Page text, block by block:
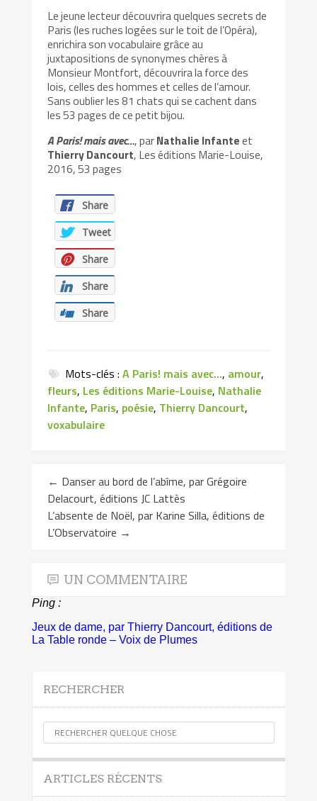
Le jeune lecteur découvrira quelques secrets de
Paris (les ruches logées sur le toit de l’Opéra),
enrichira son vocabulaire grâce au
juxtapositions de synonymes chères à
Monsieur Montfort, découvrira la force des
lois, celles des hommes et celles de l’amour.
Sans oublier les 81 chats qui se cachent dans
les 53 pages de ce petit bijou.
A Paris! mais avec…, parNathalie Infanteet
Thierry Dancourt, Les éditions Marie-Louise,
2016, 53 pages
Share
Tweet
Share
Share
Share
Mots-clés :A Paris! mais avec..., amour,
fleurs, Les éditions Marie-Louise, Nathalie
Infante, Paris, poésie, Thierry Dancourt,
voxabulaire
← Danser au bord de l’abîme, par Grégoire
Delacourt, éditions JC Lattès
L’absente de Noël, par Karine Silla, éditions de
L’Observatoire →
UN COMMENTAIRE
Ping :
Jeux de dame, par Thierry Dancourt, éditions de
La Table ronde – Voix de Plumes
RECHERCHER
ARTICLES RÉCENTS